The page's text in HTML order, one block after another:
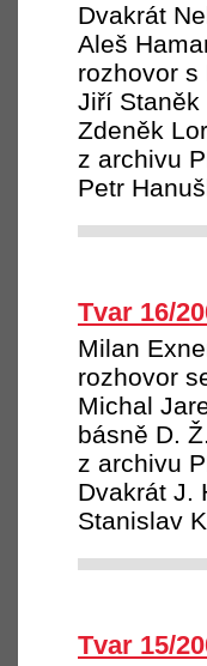
Dvakrát
Aleš
rozhovor s
Jiří Staněk
Zdeněk
z archivu
Petr
Tvar 16/
Milan
rozhovor
Michal
básně D.
z archivu
Dvakrát J.
Stanislav
Tvar 15/